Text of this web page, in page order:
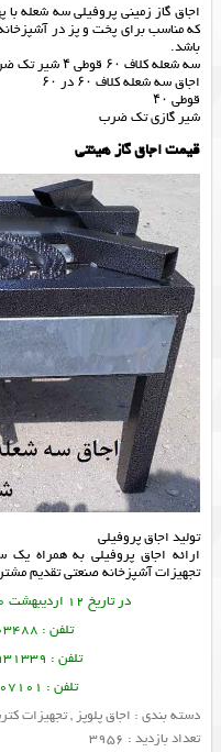
اجاق گاز زمینی پروفیلی سه شعله
که مناسب برای پخت و پز در
باشد.
سه شعله کلاف ۶۰ قوطی ۴ شیر تک ضرب گازی با ورق
اجاق سه شعله کلاف ۶۰ در ۶۰
قوطی ۴۰
شیر گازی تک ضرب
قیمت اجاق گاز هیئتی
تولید اجاق پروفیلی
ارائه اجاق پروفیلیبه همراه یک
تجهیزات آشپزخانه صنعتیتقدیم
در تاریخ 12 اردیبهشت 1400 این مطلب نوشته شده است.
تلفن : 09378003488 ساسان پرتو
تلفن : 09128931339 منصور امین فر
تلفن : 09356107101 تورج امین فر
دسته بندی : اجاق پلوپز,تجهیزات
تعداد بازدید : 3956